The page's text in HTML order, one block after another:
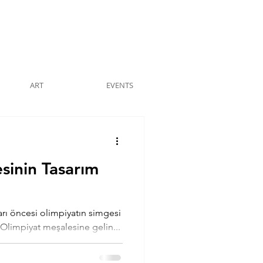
EVENTS
ART
Tasarım
öncesi olimpiyatın simgesi
meşalesine gelin...